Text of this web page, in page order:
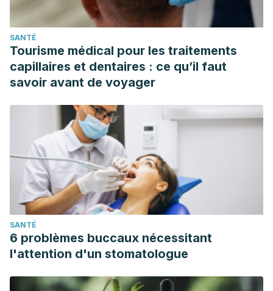
SANTÉ
Tourisme médical pour les traitements
capillaires et dentaires : ce qu’il faut
savoir avant de voyager
SANTÉ
6 problèmes buccaux nécessitant
l'attention d'un stomatologue